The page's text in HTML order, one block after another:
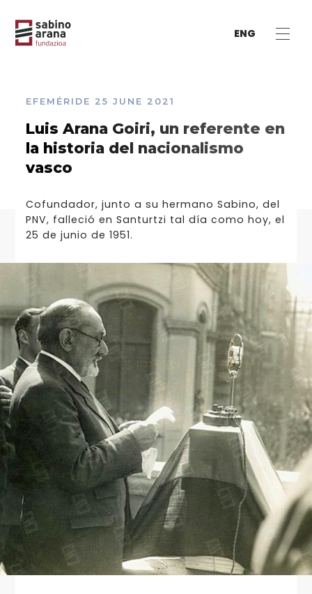
ENG
EFEMÉRIDE 25 JUNE 2021
Luis Arana Goiri, un referente en
la historia del nacionalismo
vasco
Cofundador, junto a su hermano Sabino, del
PNV, falleció en Santurtzi tal día como hoy, el
25 de junio de 1951.